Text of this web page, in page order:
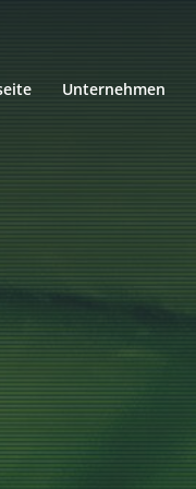
Unternehmen